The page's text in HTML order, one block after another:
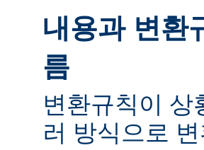
내용과 변환
름
변환규칙이 상
러 방식으로